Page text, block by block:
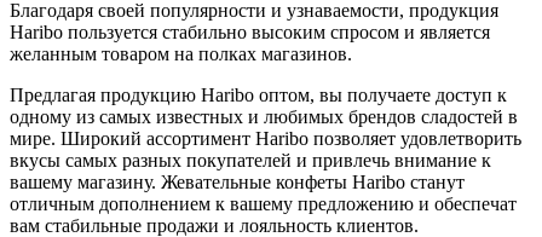
Благодаря своей популярности и узнаваемости, продукция
Haribo пользуется стабильно высоким спросом и является
желанным товаром на полках магазинов.
Предлагая продукцию Haribo оптом, вы получаете доступ к
одному из самых известных и любимых брендов сладостей в
мире. Широкий ассортимент Haribo позволяет удовлетворить
вкусы самых разных покупателей и привлечь внимание к
вашему магазину. Жевательные конфеты Haribo станут
отличным дополнением к вашему предложению и обеспечат
вам стабильные продажи и лояльность клиентов.